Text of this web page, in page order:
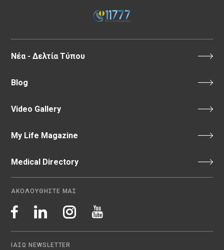
Νέα - Δελτία Τύπου
Blog
Video Gallery
My Life Magazine
Medical Directory
ΑΚΟΛΟΥΘΗΣΤΕ ΜΑΣ
ΙΑΣΩ NEWSLETTER